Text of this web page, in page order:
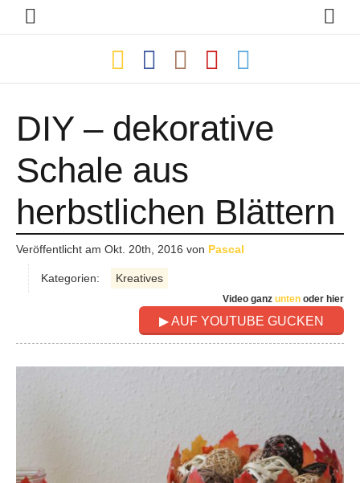
DIY – dekorative
Schale aus
herbstlichen Blättern
Veröffentlicht am Okt. 20th, 2016 von Pascal
Kategorien: Kreatives
Video ganz unten oder hier
▶ AUF YOUTUBE GUCKEN